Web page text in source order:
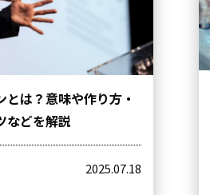
は？意味や作り方・
などを解説
2025.07.18